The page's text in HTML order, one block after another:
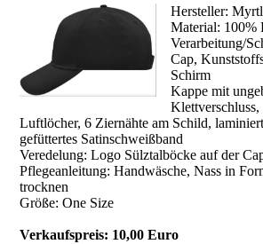
Hersteller:
Material: 100%
Verarbeitung/
Cap,
Schirm
Kappe mit
Klettverschluss,
Luftlöcher, 6 Ziernähte am Schild,
gefüttertes Satinschweißband
Veredelung: Logo Sülztalböcke auf der
Pflegeanleitung: Handwäsche, Nass in
trocknen
Größe: One Size
Verkaufspreis: 10,00 Euro